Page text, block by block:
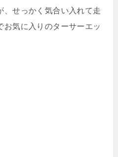
、せっかく気合い入れて走
お気に入りのターサーエッ